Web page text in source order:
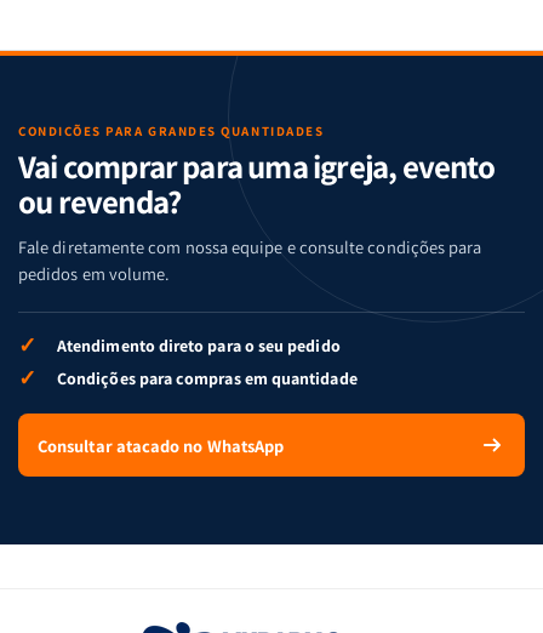
CONDIÇÕES PARA GRANDES QUANTIDADES
Vai comprar para uma igreja, evento
ou revenda?
Fale diretamente com nossa equipe e consulte condições para
pedidos em volume.
✓ Atendimento direto para o seu pedido
✓ Condições para compras em quantidade
Consultar atacado no WhatsApp